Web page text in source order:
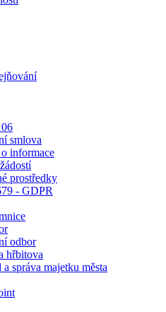
smlova
informace
prostředky
- GDPR
odbor
hřbitova
a správa majetku města